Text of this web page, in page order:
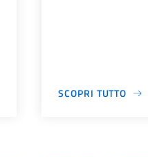
SCOPRI TUTTO